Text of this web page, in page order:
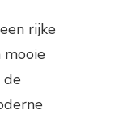
rijke
mooie
de